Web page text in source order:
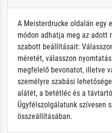
A Meisterdrucke oldalán egy
módon adhatja meg az adott
szabott beállításait:
méretét, válasszon
megfelelő bevonatot, illetve
személyre szabási
alátét, a betétléc és a
Ügyfélszolgálatunk szívesen
összeállításában.